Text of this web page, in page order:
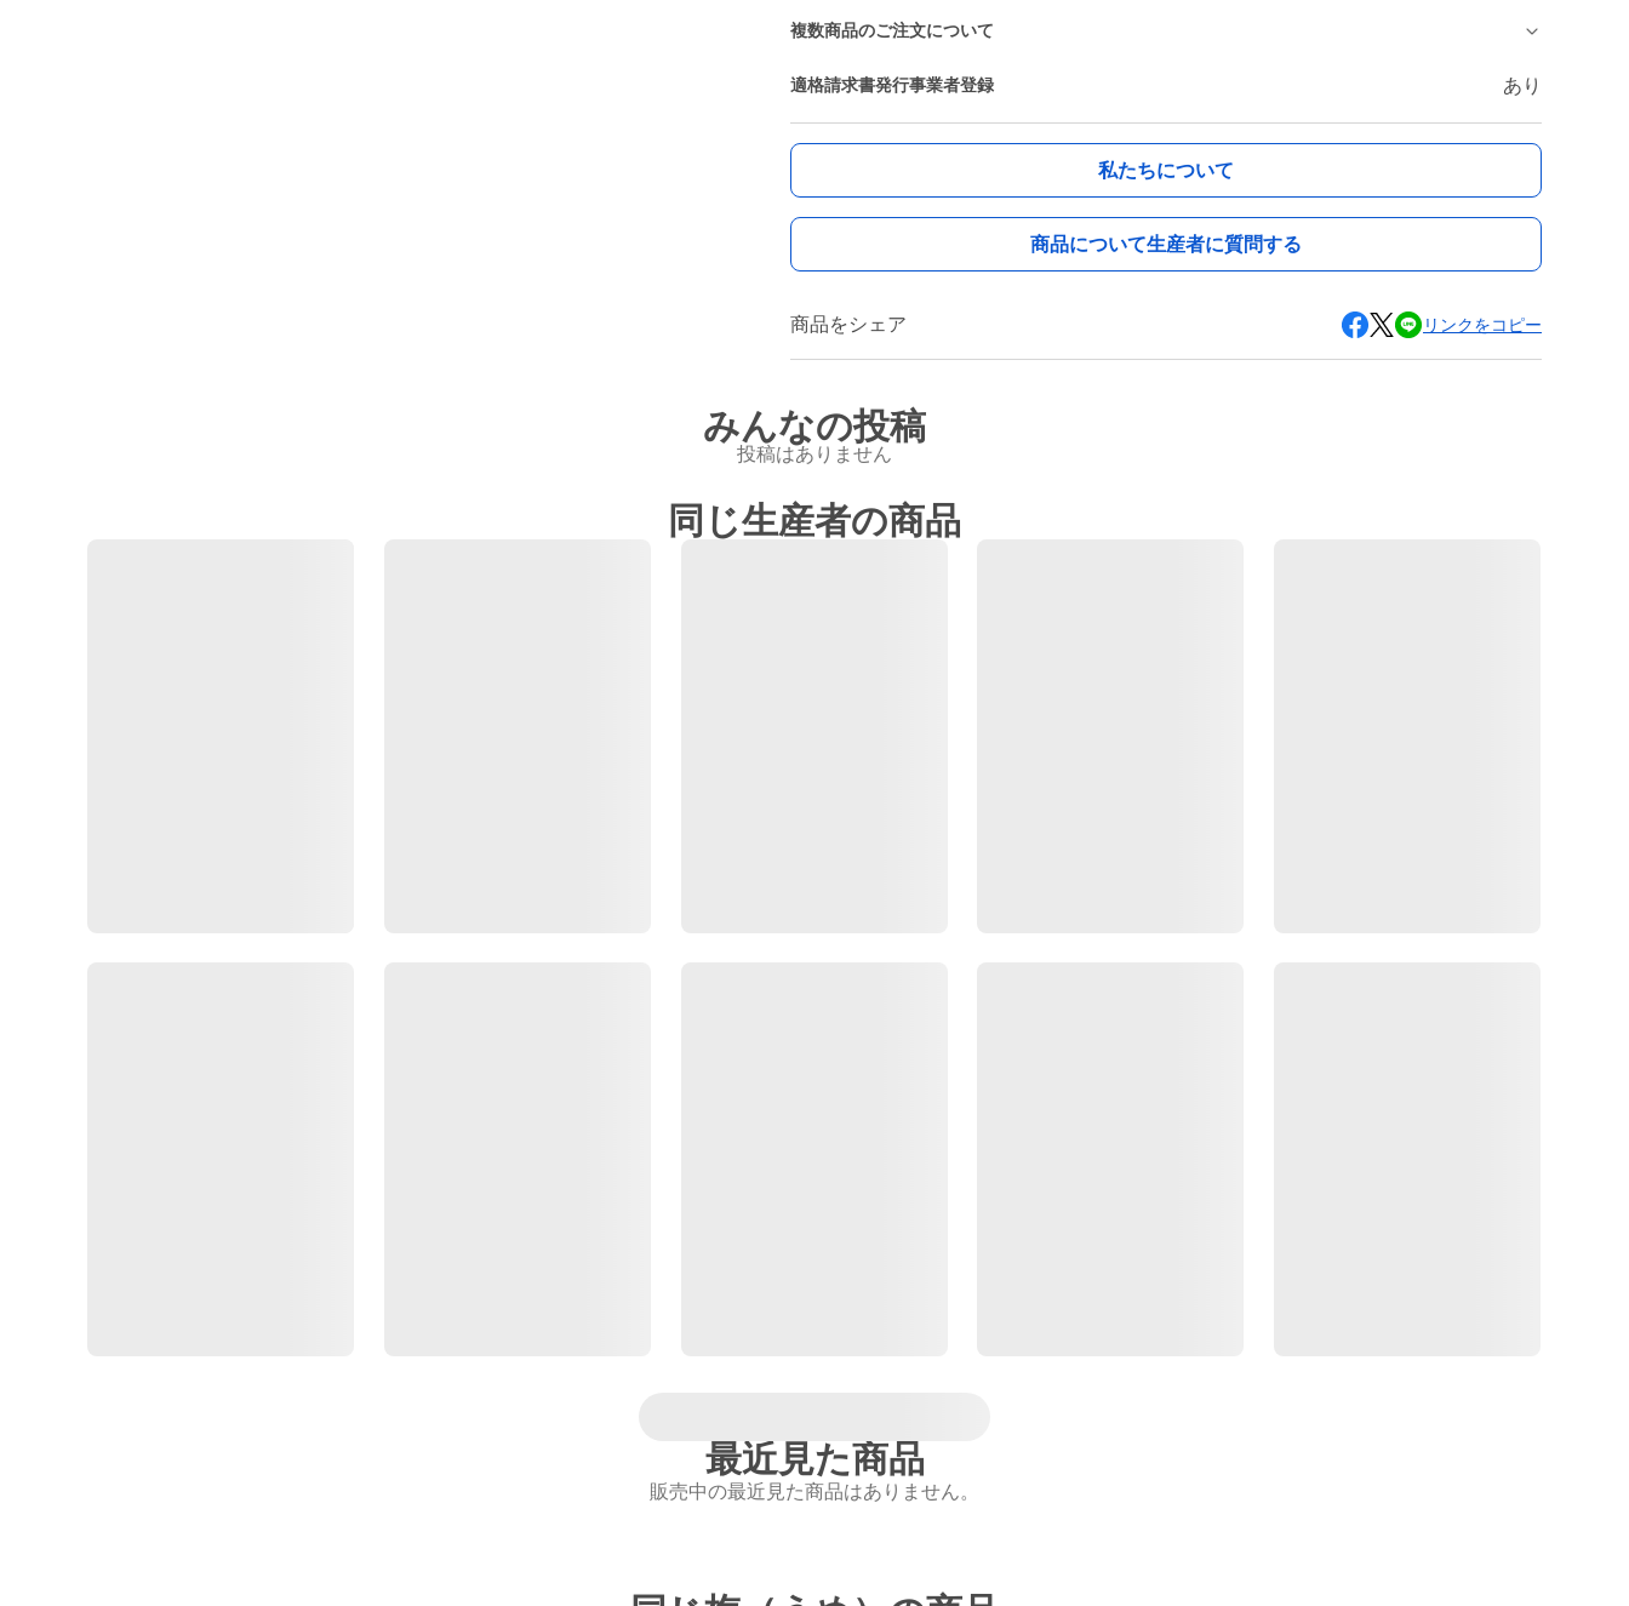
複数商品のご注文について
適格請求書発行事業者登録 あり
私たちについて
商品について生産者に質問する
商品をシェア リンクをコピー
みんなの投稿
投稿はありません
同じ生産者の商品
最近見た商品
販売中の最近見た商品はありません。